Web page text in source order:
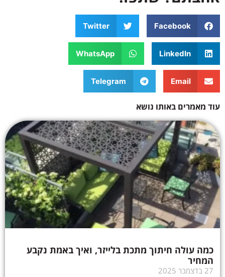
Facebook
Twitter
LinkedIn
WhatsApp
Email
Telegram
עוד מאמרים באותו נושא
כמה עולה חיתוך מתכת בלייזר, ואיך באמת נקבע
המחיר
27 בדצמבר 2025